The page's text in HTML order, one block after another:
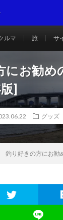
ルマ 旅 サ
にお勧め
]
グッズ
釣り好きの方にお勧